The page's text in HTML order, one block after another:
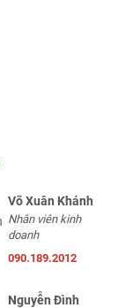
Võ Xuân Khánh
Nhân viên kinh
doanh
090.189.2012
Nguyễn Đình